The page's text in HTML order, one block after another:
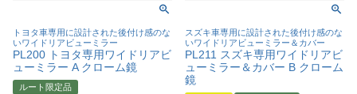
トヨタ車専用に設計された後付け感のな
いワイドリアビューミラー
PL200 トヨタ専用ワイドリアビ
ューミラー A クローム鏡
ルート限定品
スズキ車専用に設計された後付け感のな
いワイドリアビューミラー＆カバー
PL211 スズキ専用ワイドリアビ
ューミラー＆カバー B クローム
鏡